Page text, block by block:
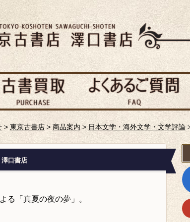
>東京古書店> 商品案内>日本文学・海外文学・文学評論
口書店
る「真夏の夜の夢」。